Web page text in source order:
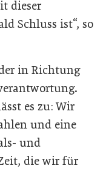
dieser
Schluss ist“, so
in Richtung
es zu: Wir
und eine
und
die wir für